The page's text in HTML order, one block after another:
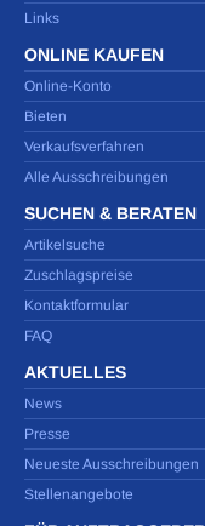
Links
ONLINE KAUFEN
Online-Konto
Bieten
Verkaufsverfahren
Alle Ausschreibungen
SUCHEN & BERATEN
Artikelsuche
Zuschlagspreise
Kontaktformular
FAQ
AKTUELLES
News
Presse
Neueste Ausschreibungen
Stellenangebote